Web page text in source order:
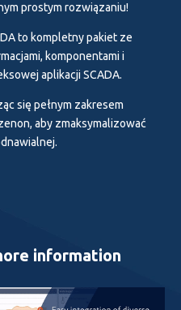
prostym rozwiązaniu!
to kompletny pakiet ze
komponentami i
aplikacji SCADA.
się pełnym zakresem
aby zmaksymalizować
information